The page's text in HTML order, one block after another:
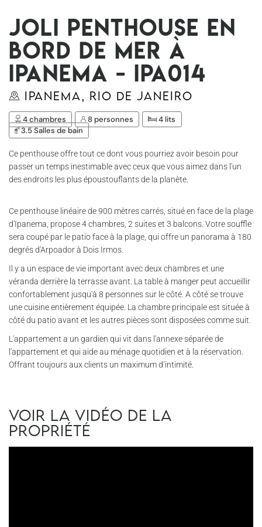
Joli penthouse en
bord de mer à
Ipanema - Ipa014
Ipanema, Rio de Janeiro
4 chambres 8 personnes
4 lits
3.5 Salles de bain
Ce penthouse offre tout ce dont vous pourriez avoir besoin pour
passer un temps inestimable avec ceux que vous aimez dans l'un
des endroits les plus époustouflants de la planète.
Ce penthouse linéaire de 900 mètres carrés, situé en face de la plage
d'Ipanema, propose 4 chambres, 2 suites et 3 balcons. Votre souffle
sera coupé par le patio face à la plage, qui offre un panorama à 180
degrés d'Arpoador à Dois Irmos.
Il y a un espace de vie important avec deux chambres et une
véranda derrière la terrasse avant. La table à manger peut accueillir
confortablement jusqu'à 8 personnes sur le côté. A côté se trouve
une cuisine entièrement équipée. La chambre principale est située à
côté du patio avant et les autres pièces sont disposées comme suit.
L'appartement a un gardien qui vit dans l'annexe séparée de
l'appartement et qui aide au ménage quotidien et à la réservation.
Offrant toujours aux clients un maximum d’intimité.
Voir la vidéo de la
propriété